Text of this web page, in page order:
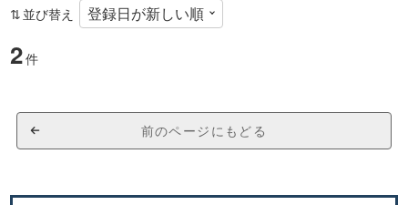
並び替え
2件
前のページにもどる